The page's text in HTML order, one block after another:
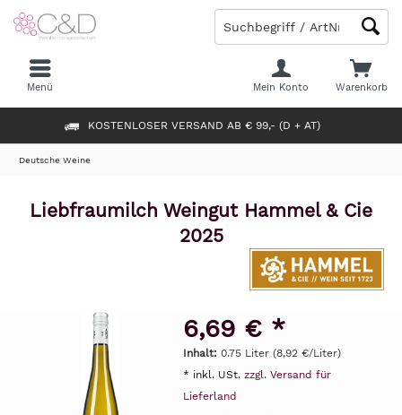
KOSTENLOSER VERSAND AB € 99,- (D + AT)
Warenkorb
Mein Konto
Menü
Deutsche Weine
Liebfraumilch Weingut Hammel & Cie
2025
6,69 € *
Inhalt: 0.75 Liter (8,92 €/Liter)
* inkl. USt. zzgl. Versand für
Lieferland